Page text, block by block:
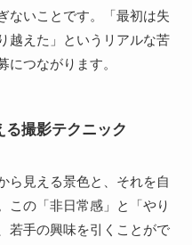
ないことです。「最初は失
越えた」というリアルな苦
につながります。
る撮影テクニック
ら見える景色と、それを自
この「非日常感」と「やり
若手の興味を引くことがで